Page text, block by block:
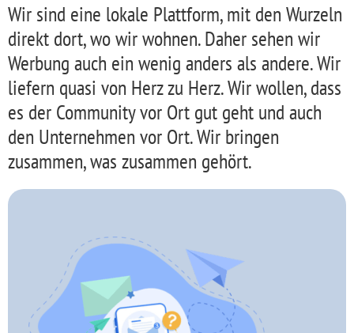
Wir sind eine lokale Plattform, mit den Wurzeln
direkt dort, wo wir wohnen. Daher sehen wir
Werbung auch ein wenig anders als andere. Wir
liefern quasi von Herz zu Herz. Wir wollen, dass
es der Community vor Ort gut geht und auch
den Unternehmen vor Ort. Wir bringen
zusammen, was zusammen gehört.